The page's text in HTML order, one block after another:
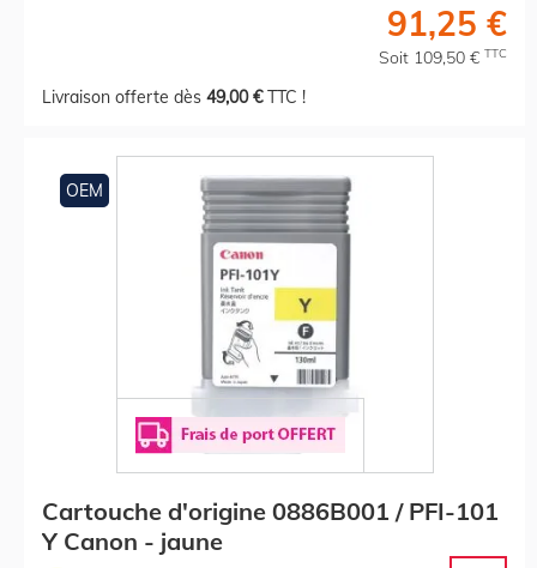
91,25 €
Soit 109,50 € TTC
Livraison offerte dès 49,00 €TTC !
OEM
Cartouche d'origine 0886B001 / PFI-101
Y Canon - jaune